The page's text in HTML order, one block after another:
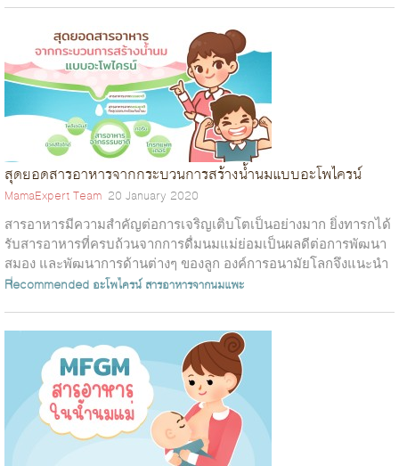
สุดยอดสารอาหารจากกระบวนการสร้างน้ำนมแบบอะโพไครน์
MamaExpert Team 20 January 2020
สารอาหารมีความสำคัญต่อการเจริญเติบโตเป็นอย่างมาก ยิ่งทารกได้
รับสารอาหารที่ครบถ้วนจากการดื่มนมแม่ย่อมเป็นผลดีต่อการพัฒนา
สมอง และพัฒนาการด้านต่างๆ ของลูก องค์การอนามัยโลกจึงแนะนำ
ให้ลูกดื่มนมแม่นานที่ส...
Recommended อะโพไครน์ สารอาหารจากนมแพะ